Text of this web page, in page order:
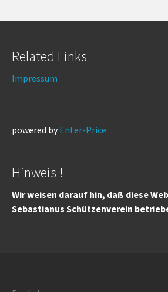
Related Links
Impressum
powered by Enter-Price
Hinweis !
Wir weisen darauf hin, daß diese
Sebastianus Schützenverein